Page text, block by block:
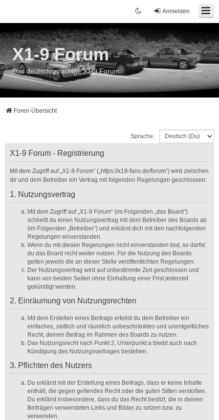
Anmelden
X1-9 Forum
Das deutschsprachige X1/9 Forum
Foren-Übersicht
Sprache:
X1-9 Forum - Registrierung
Mit dem Zugriff auf „X1-9 Forum“ („https://x19-fans.de/forum“) wird zwischen
dir und dem Betreiber ein Vertrag mit folgenden Regelungen geschlossen:
1. Nutzungsvertrag
Mit dem Zugriff auf „X1-9 Forum“ (im Folgenden „das Board“)
schließt du einen Nutzungsvertrag mit dem Betreiber des Boards ab
(im Folgenden „Betreiber“) und erklärst dich mit den nachfolgenden
Regelungen einverstanden.
Wenn du mit diesen Regelungen nicht einverstanden bist, so darfst
du das Board nicht weiter nutzen. Für die Nutzung des Boards
gelten jeweils die an dieser Stelle veröffentlichten Regelungen.
Der Nutzungsvertrag wird auf unbestimmte Zeit geschlossen und
kann von beiden Seiten ohne Einhaltung einer Frist jederzeit
gekündigt werden.
2. Einräumung von Nutzungsrechten
Mit dem Erstellen eines Beitrags erteilst du dem Betreiber ein
einfaches, zeitlich und räumlich unbeschränktes und unentgeltliches
Recht, deinen Beitrag im Rahmen des Boards zu nutzen.
Das Nutzungsrecht nach Punkt 2, Unterpunkt a bleibt auch nach
Kündigung des Nutzungsvertrages bestehen.
3. Pflichten des Nutzers
Du erklärst mit der Erstellung eines Beitrags, dass er keine Inhalte
enthält, die gegen geltendes Recht oder die guten Sitten verstoßen.
Du erklärst insbesondere, dass du das Recht besitzt, die in deinen
Beiträgen verwendeten Links und Bilder zu setzen bzw. zu
verwenden.